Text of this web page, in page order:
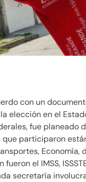
con un
elección en el
fue planeado
participaron
Economía,
el IMSS,
secretaría